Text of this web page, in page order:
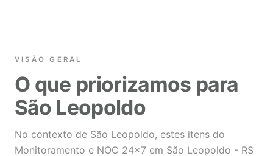
VISÃO GERAL
O que priorizamos para
São Leopoldo
No contexto de São Leopoldo, estes itens do
Monitoramento e NOC 24×7 em São Leopoldo - RS